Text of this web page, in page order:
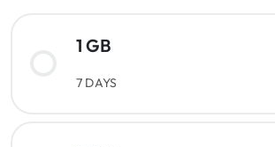
1 GB
7 DAYS